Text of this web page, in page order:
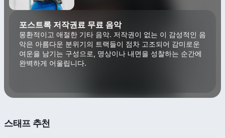
포스트록 저작권료 무료 음악
몽환적이고 애절한 기타 음악. 저작권이 없는 이 감성적인 음
악은 아름다운 분위기의 트랙들이 점차 고조되어 감미로운
여운을 남기는 구성으로, 명상이나 내면을 성찰하는 순간에
완벽하게 어울립니다.
스태프 추천